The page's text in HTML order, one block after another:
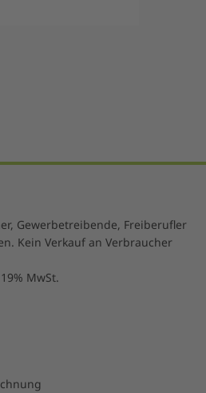
Gewerbetreibende, Freiberufler
Kein Verkauf an Verbraucher
MwSt.